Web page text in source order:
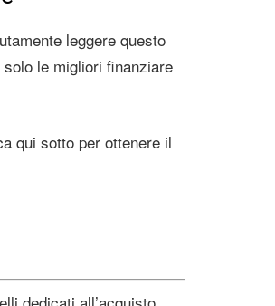
leggere questo
le migliori finanziare
qui sotto per ottenere il
dedicati all’acquisto